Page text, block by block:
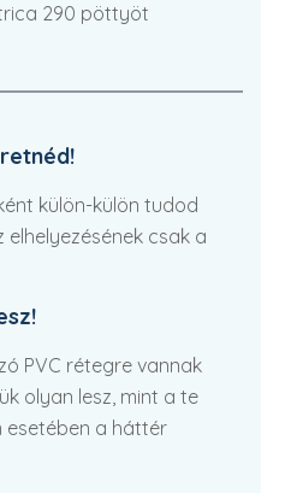
290 pöttyöt
külön-külön tudod
csak a
PVC rétegre vannak
olyan lesz, mint a te
esetében a háttér